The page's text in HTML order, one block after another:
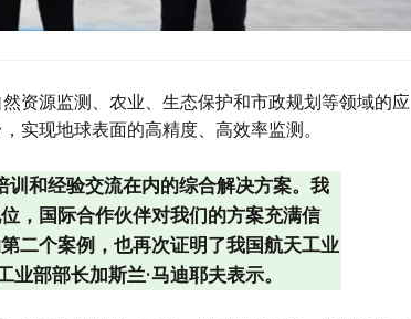
资源监测、农业、生态保护和市政规划等领域的应
实现地球表面的高精度、高效率监测。
和经验交流在内的综合解决方案。我
，国际合作伙伴对我们的方案充满信
二个案例，也再次证明了我国航天工业
部部长加斯兰·马迪耶夫表示。